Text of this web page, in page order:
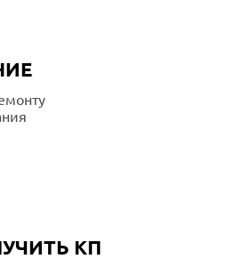
КП